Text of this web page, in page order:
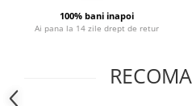
100% bani inapoi
Ai pana la 14 zile drept de retur